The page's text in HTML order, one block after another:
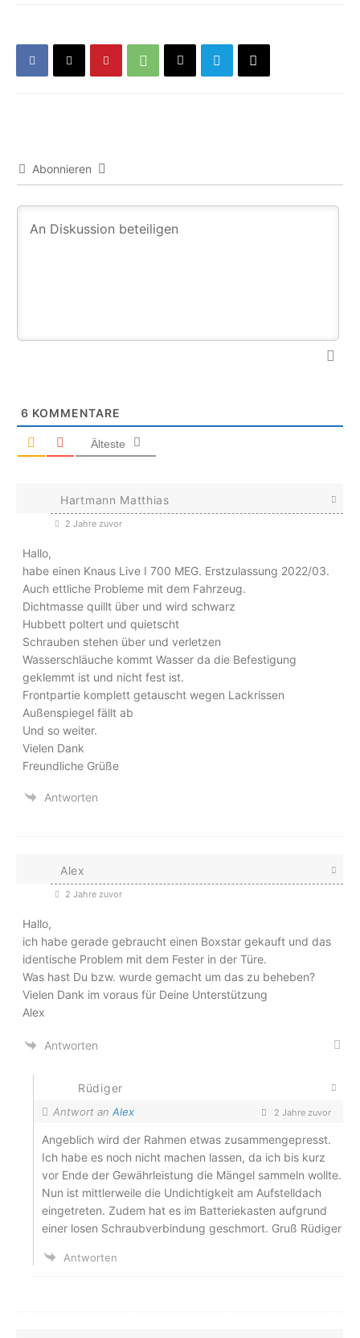
Abonnieren
6 KOMMENTARE
Älteste
Hartmann Matthias
2 Jahre zuvor
Hallo,
habe einen Knaus Live I 700 MEG. Erstzulassung 2022/03.
Auch ettliche Probleme mit dem Fahrzeug.
Dichtmasse quillt über und wird schwarz
Hubbett poltert und quietscht
Schrauben stehen über und verletzen
Wasserschläuche kommt Wasser da die Befestigung
geklemmt ist und nicht fest ist.
Frontpartie komplett getauscht wegen Lackrissen
Außenspiegel fällt ab
Und so weiter.
Vielen Dank
Freundliche Grüße
Antworten
Alex
2 Jahre zuvor
Hallo,
ich habe gerade gebraucht einen Boxstar gekauft und das
identische Problem mit dem Fester in der Türe.
Was hast Du bzw. wurde gemacht um das zu beheben?
Vielen Dank im voraus für Deine Unterstützung
Alex
Antworten
Rüdiger
Antwort an Alex 2 Jahre zuvor
Angeblich wird der Rahmen etwas zusammengepresst.
Ich habe es noch nicht machen lassen, da ich bis kurz
vor Ende der Gewährleistung die Mängel sammeln wollte.
Nun ist mittlerweile die Undichtigkeit am Aufstelldach
eingetreten. Zudem hat es im Batteriekasten aufgrund
einer losen Schraubverbindung geschmort. Gruß Rüdiger
Antworten